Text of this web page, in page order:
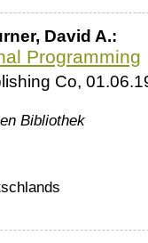
David A.:
Programming
Co,
Bibliothek